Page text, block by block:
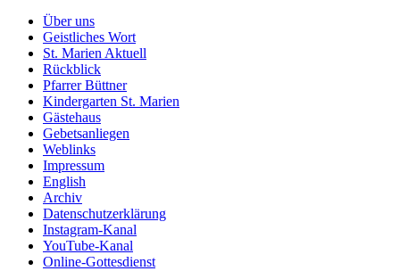
Über uns
Geistliches Wort
St. Marien Aktuell
Rückblick
Pfarrer Büttner
Kindergarten St. Marien
Gästehaus
Gebetsanliegen
Weblinks
Impressum
English
Archiv
Datenschutzerklärung
Instagram-Kanal
YouTube-Kanal
Online-Gottesdienst